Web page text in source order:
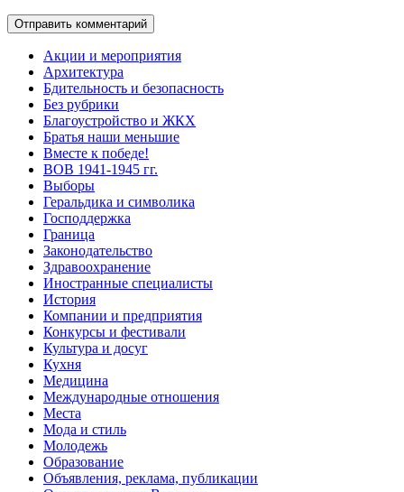
Акции и мероприятия
Архитектура
Бдительность и безопасность
Без рубрики
Благоустройство и ЖКХ
Братья наши меньшие
Вместе к победе!
ВОВ 1941-1945 гг.
Выборы
Геральдика и символика
Господдержка
Граница
Законодательство
Здравоохранение
Иностранные специалисты
История
Компании и предприятия
Конкурсы и фестивали
Культура и досуг
Кухня
Медицина
Международные отношения
Места
Мода и стиль
Молодежь
Образование
Объявления, реклама, публикации